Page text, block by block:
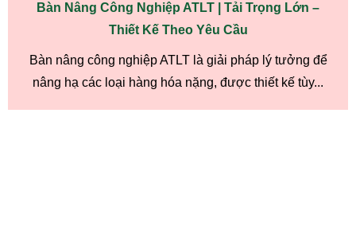
Bàn Nâng Công Nghiệp ATLT | Tải Trọng Lớn –
Thiết Kế Theo Yêu Cầu
Bàn nâng công nghiệp ATLT là giải pháp lý tưởng để
nâng hạ các loại hàng hóa nặng, được thiết kế tùy...